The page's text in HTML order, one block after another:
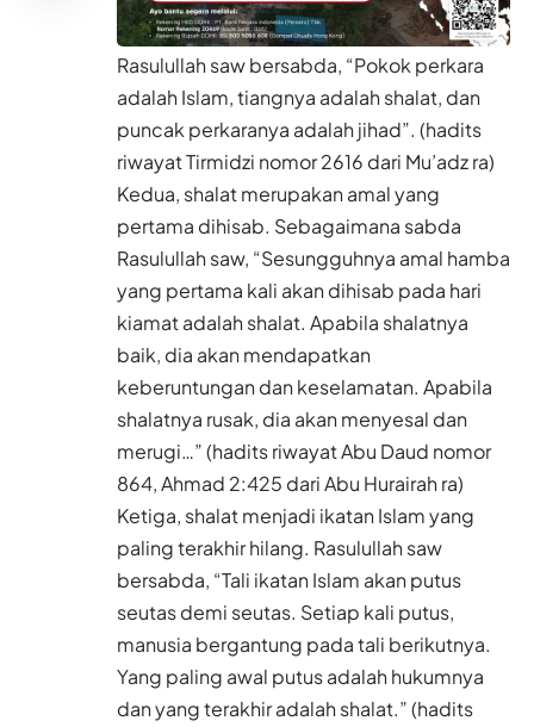
Rasulullah saw bersabda, “Pokok perkara
adalah Islam, tiangnya adalah shalat, dan
puncak perkaranya adalah jihad”. (hadits
riwayat Tirmidzi nomor 2616 dari Mu’adz ra)
Kedua, shalat merupakan amal yang
pertama dihisab. Sebagaimana sabda
Rasulullah saw, “Sesungguhnya amal hamba
yang pertama kali akan dihisab pada hari
kiamat adalah shalat. Apabila shalatnya
baik, dia akan mendapatkan
keberuntungan dan keselamatan. Apabila
shalatnya rusak, dia akan menyesal dan
merugi…” (hadits riwayat Abu Daud nomor
864, Ahmad 2:425 dari Abu Hurairah ra)
Ketiga, shalat menjadi ikatan Islam yang
paling terakhir hilang. Rasulullah saw
bersabda, “Tali ikatan Islam akan putus
seutas demi seutas. Setiap kali putus,
manusia bergantung pada tali berikutnya.
Yang paling awal putus adalah hukumnya
dan yang terakhir adalah shalat.” (hadits